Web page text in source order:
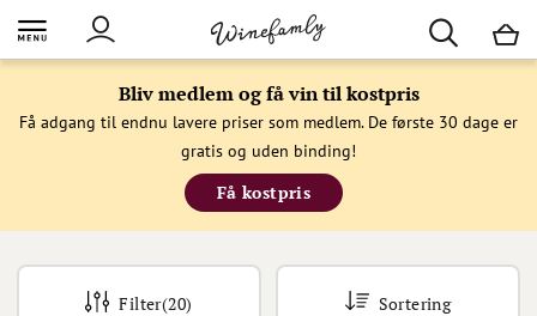
Bliv medlem og få vin til kostpris
Få adgang til endnu lavere priser som medlem. De første 30 dage er
gratis og uden binding!
Få kostpris
Filter(20) Sortering